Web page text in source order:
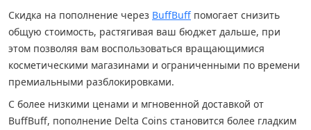
Скидка на пополнение через BuffBuff помогает снизить
общую стоимость, растягивая ваш бюджет дальше, при
этом позволяя вам воспользоваться вращающимися
косметическими магазинами и ограниченными по времени
премиальными разблокировками.
С более низкими ценами и мгновенной доставкой от
BuffBuff, пополнение Delta Coins становится более гладким